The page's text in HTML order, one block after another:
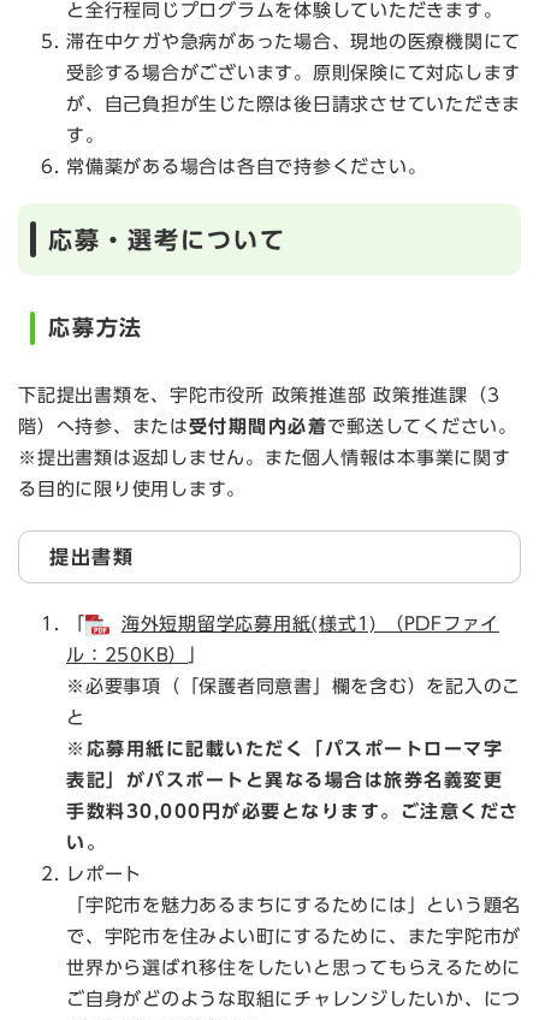
と全行程同じプログラムを体験していただきます。
滞在中ケガや急病があった場合、現地の医療機関にて
受診する場合がございます。原則保険にて対応します
が、自己負担が生じた際は後日請求させていただきま
す。
常備薬がある場合は各自で持参ください。
応募・選考について
応募方法
下記提出書類を、宇陀市役所 政策推進部 政策推進課（3
階）へ持参、または受付期間内必着で郵送してください。
※提出書類は返却しません。また個人情報は本事業に関す
る目的に限り使用します。
提出書類
海外短期留学応募用紙(様式1) （PDFファイ
ル：250KB）
※必要事項（「保護者同意書」欄を含む）を記入のこ
と
※応募用紙に記載いただく「パスポートローマ字
表記」がパスポートと異なる場合は旅券名義変更
手数料30,000円が必要となります。ご注意くださ
い。
レポート
「宇陀市を魅力あるまちにするためには」という題名
で、宇陀市を住みよい町にするために、また宇陀市が
世界から選ばれ移住をしたいと思ってもらえるために
ご自身がどのような取組にチャレンジしたいか、につ